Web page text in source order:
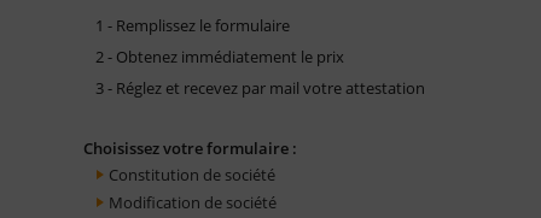
1 - Remplissez le formulaire
2 - Obtenez immédiatement le prix
3 - Réglez et recevez par mail votre attestation
Choisissez votre formulaire :
Constitution de société
Modification de société